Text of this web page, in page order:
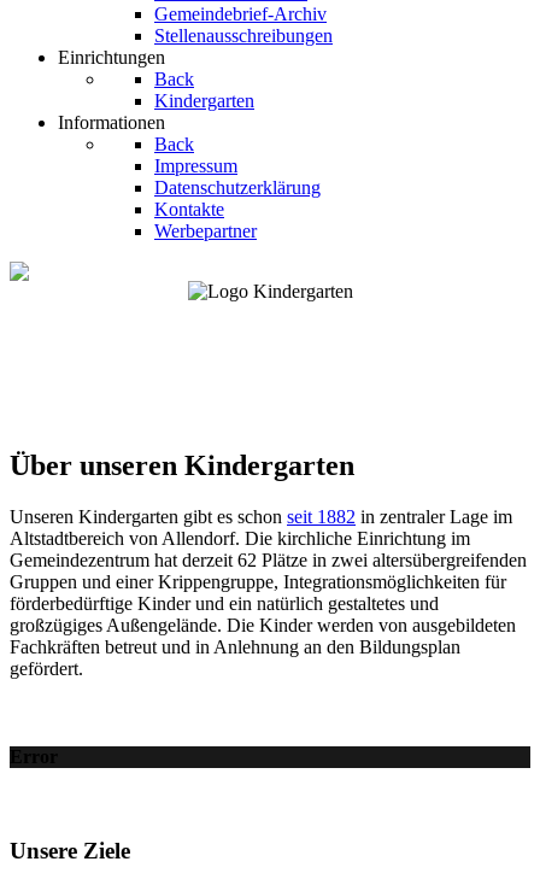
Gemeindebrief-Archiv
Stellenausschreibungen
Einrichtungen
Back
Kindergarten
Informationen
Back
Impressum
Datenschutzerklärung
Kontakte
Werbepartner
Über unseren Kindergarten
Unseren Kindergarten gibt es schon seit 1882 in zentraler Lage im
Altstadtbereich von Allendorf. Die kirchliche Einrichtung im
Gemeindezentrum hat derzeit 62 Plätze in zwei altersübergreifenden
Gruppen und einer Krippengruppe, Integrationsmöglichkeiten für
förderbedürftige Kinder und ein natürlich gestaltetes und
großzügiges Außengelände. Die Kinder werden von ausgebildeten
Fachkräften betreut und in Anlehnung an den Bildungsplan
gefördert.
Error
Unsere Ziele